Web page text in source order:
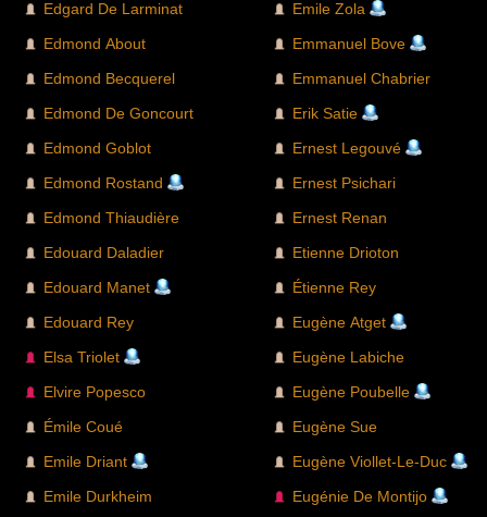
Edgard De Larminat
Edmond About
Edmond Becquerel
Edmond De Goncourt
Edmond Goblot
Edmond Rostand
Edmond Thiaudière
Edouard Daladier
Edouard Manet
Edouard Rey
Elsa Triolet
Elvire Popesco
Émile Coué
Emile Driant
Emile Durkheim
Emile Zola
Emmanuel Bove
Emmanuel Chabrier
Erik Satie
Ernest Legouvé
Ernest Psichari
Ernest Renan
Etienne Drioton
Étienne Rey
Eugène Atget
Eugène Labiche
Eugène Poubelle
Eugène Sue
Eugène Viollet-Le-Duc
Eugénie De Montijo